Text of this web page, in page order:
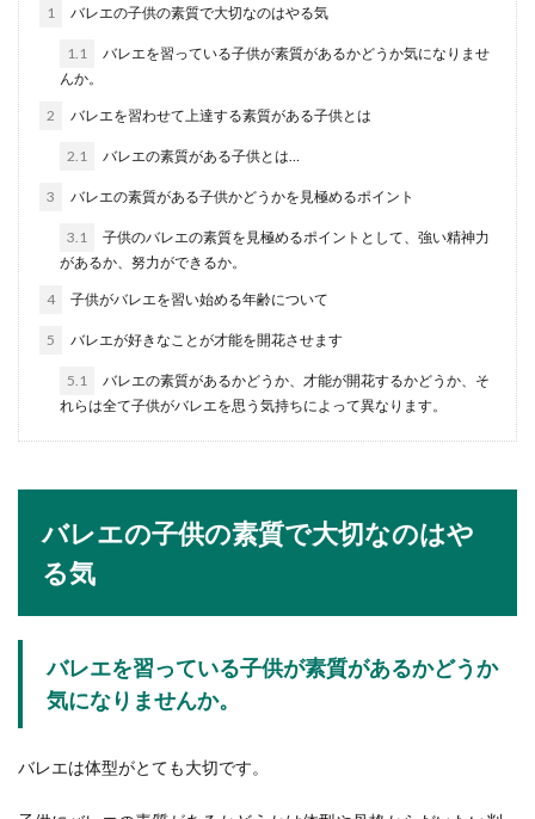
することもありますよね。でも、なぜ塩を使って
ポケットチーフは結婚式に必ず必要で
結婚式に参列する時、ポケットチーフは必要か必
要じゃないのか。スーツを着る男性なら一度は考
教会での結婚式にご祝儀は必要？相場
と教会式での御祝儀について
教会に行われる結婚式に招待された時、ご祝儀は
どうしたらいいのか悩むこともありますよね。今
までに一般的...
合う髪型とマナー
のです。髪型...
1 バレエの子供の素質で大切なのはやる気
1.1
バレエを習っている子供が素質があるかどうか気になりませ
んか。
2 バレエを習わせて上達する素質がある子供とは
2.1 バレエの素質がある子供とは…
3 バレエの素質がある子供かどうかを見極めるポイント
3.1
子供のバレエの素質を見極めるポイントとして、強い精神力
があるか、努力ができるか。
4 子供がバレエを習い始める年齢について
5 バレエが好きなことが才能を開花させます
5.1
バレエの素質があるかどうか、才能が開花するかどうか、そ
れらは全て子供がバレエを思う気持ちによって異なります。
バレエの子供の素質で大切なのはや
る気
バレエを習っている子供が素質があるかどうか
気になりませんか。
バレエは体型がとても大切です。